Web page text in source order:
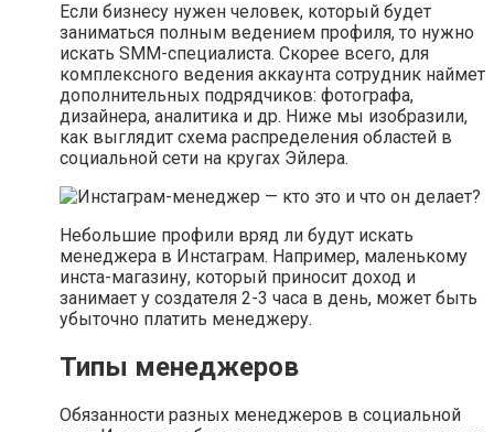
Если бизнесу нужен человек, который будет
заниматься полным ведением профиля, то нужно
искать SMM-специалиста. Скорее всего, для
комплексного ведения аккаунта сотрудник наймет
дополнительных подрядчиков: фотографа,
дизайнера, аналитика и др. Ниже мы изобразили,
как выглядит схема распределения областей в
социальной сети на кругах Эйлера.
Небольшие профили вряд ли будут искать
менеджера в Инстаграм. Например, маленькому
инста-магазину, который приносит доход и
занимает у создателя 2-3 часа в день, может быть
убыточно платить менеджеру.
Типы менеджеров
Обязанности разных менеджеров в социальной